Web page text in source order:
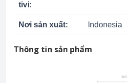
tivi:
Nơi sản xuất: Indonesia
Thông tin sản phẩm